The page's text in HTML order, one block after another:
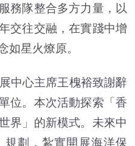
務隊整合多方力量，以
交往交融，在實踐中增
如星火燎原。
中心主席王槐裕致謝辭
位。本次活動探索「香
界」的新模式。未來中
劃，紮實開展海洋保